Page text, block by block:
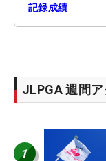
記録成績
JLPGA 週間
1